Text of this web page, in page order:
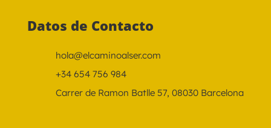
Datos de Contacto
hola@elcaminoalser.com
+34 654 756 984
Carrer de Ramon Batlle 57, 08030 Barcelona